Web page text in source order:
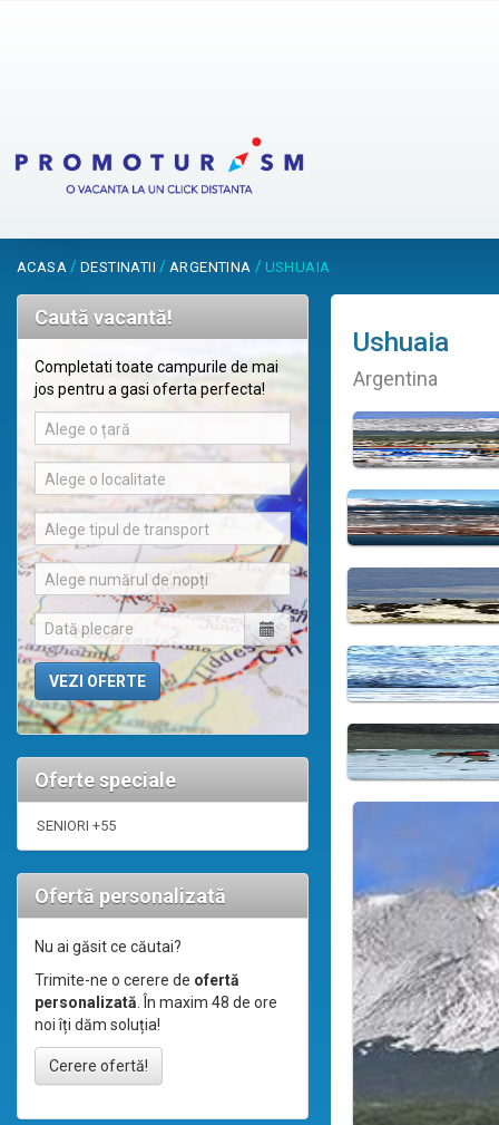
ACASA / DESTINATII / ARGENTINA / USHUAIA
Caută vacantă!
Completati toate campurile de mai
jos pentru a gasi oferta perfecta!
Alege o țară
Alege o localitate
Alege tipul de transport
Alege numărul de nopți
Oferte speciale
SENIORI +55
Ofertă personalizată
Nu ai găsit ce căutai?
Trimite-ne o cerere de ofertă
personalizată. În maxim 48 de ore
noi îți dăm soluția!
Cerere ofertă!
Ushuaia
Argentina